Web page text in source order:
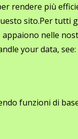
rendere più
sito.Per
nelle
your data, see:
funzioni di